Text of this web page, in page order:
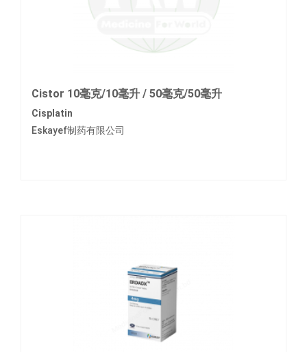
Cistor 10毫克/10毫升 / 50毫克/50毫升
Cisplatin
Eskayef制药有限公司